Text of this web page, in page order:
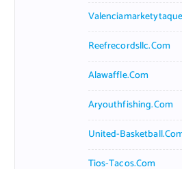
Reefrecordsllc.com
Alawaffle.com
Aryouthfishing.com
United-
Tios-Tacos.com